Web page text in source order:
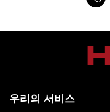
우리의 서비스